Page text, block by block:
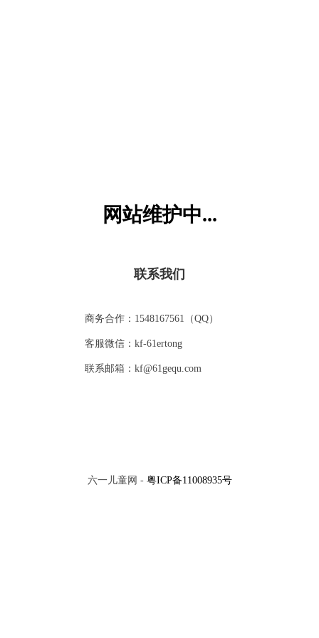
网站维护中...
联系我们
商务合作：1548167561（QQ）
客服微信：kf-61ertong
联系邮箱：kf@61gequ.com
六一儿童网 - 粤ICP备11008935号